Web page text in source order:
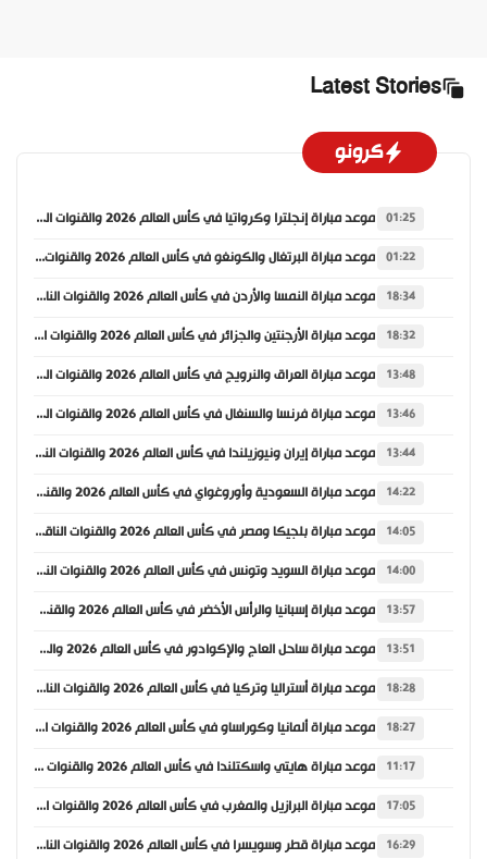
Latest Stories
كرونو
01:25 موعد مباراة إنجلترا وكرواتيا في كأس العالم 2026 والقنوات الناقلة
01:22 موعد مباراة البرتغال والكونغو في كأس العالم 2026 والقنوات الناقلة
18:34 موعد مباراة النمسا والأردن في كأس العالم 2026 والقنوات الناقلة
18:32 موعد مباراة الأرجنتين والجزائر في كأس العالم 2026 والقنوات الناقلة
13:48 موعد مباراة العراق والنرويج في كأس العالم 2026 والقنوات الناقلة
13:46 موعد مباراة فرنسا والسنغال في كأس العالم 2026 والقنوات الناقلة
13:44 موعد مباراة إيران ونيوزيلندا في كأس العالم 2026 والقنوات الناقلة
14:22 موعد مباراة السعودية وأوروغواي في كأس العالم 2026 والقنوات الناقلة
14:05 موعد مباراة بلجيكا ومصر في كأس العالم 2026 والقنوات الناقلة
14:00 موعد مباراة السويد وتونس في كأس العالم 2026 والقنوات الناقلة
13:57 موعد مباراة إسبانيا والرأس الأخضر في كأس العالم 2026 والقنوات الناقلة
13:51 موعد مباراة ساحل العاج والإكوادور في كأس العالم 2026 والقنوات الناقلة
18:28 موعد مباراة أستراليا وتركيا في كأس العالم 2026 والقنوات الناقلة
18:27 موعد مباراة ألمانيا وكوراساو في كأس العالم 2026 والقنوات الناقلة
11:17 موعد مباراة هايتي واسكتلندا في كأس العالم 2026 والقنوات الناقلة
17:05 موعد مباراة البرازيل والمغرب في كأس العالم 2026 والقنوات الناقلة
16:29 موعد مباراة قطر وسويسرا في كأس العالم 2026 والقنوات الناقلة